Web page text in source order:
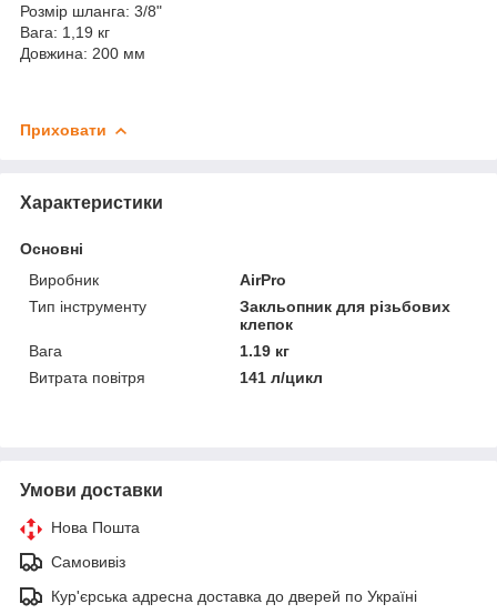
Розмір шланга: 3/8"
Вага: 1,19 кг
Довжина: 200 мм
Приховати
Характеристики
Основні
Виробник
AirPro
Тип інструменту
Закльопник для різьбових
клепок
Вага
1.19 кг
Витрата повітря
141 л/цикл
Умови доставки
Нова Пошта
Самовивіз
Кур'єрська адресна доставка до дверей по Україні